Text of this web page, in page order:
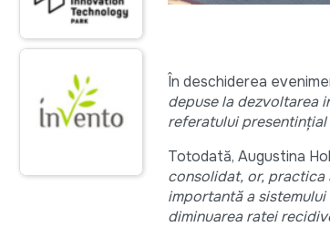
În deschiderea
depuse la dezvoltarea
referatului
Totodată, Augustina
consolidat, or,
importantă a
diminuarea ratei